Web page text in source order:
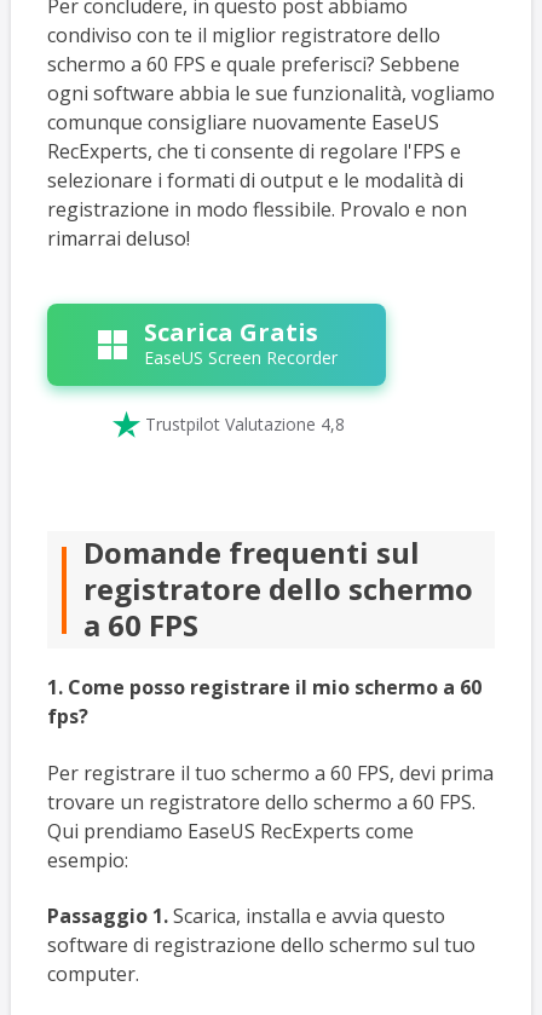
Per concludere, in questo post abbiamo
condiviso con te il miglior registratore dello
schermo a 60 FPS e quale preferisci? Sebbene
ogni software abbia le sue funzionalità, vogliamo
comunque consigliare nuovamente EaseUS
RecExperts, che ti consente di regolare l'FPS e
selezionare i formati di output e le modalità di
registrazione in modo flessibile. Provalo e non
rimarrai deluso!
Scarica Gratis
EaseUS Screen Recorder
 Trustpilot Valutazione 4,8
Domande frequenti sul
registratore dello schermo
a 60 FPS
1. Come posso registrare il mio schermo a 60
fps?
Per registrare il tuo schermo a 60 FPS, devi prima
trovare un registratore dello schermo a 60 FPS.
Qui prendiamo EaseUS RecExperts come
esempio:
Passaggio 1.Scarica, installa e avvia questo
software di registrazione dello schermo sul tuo
computer.